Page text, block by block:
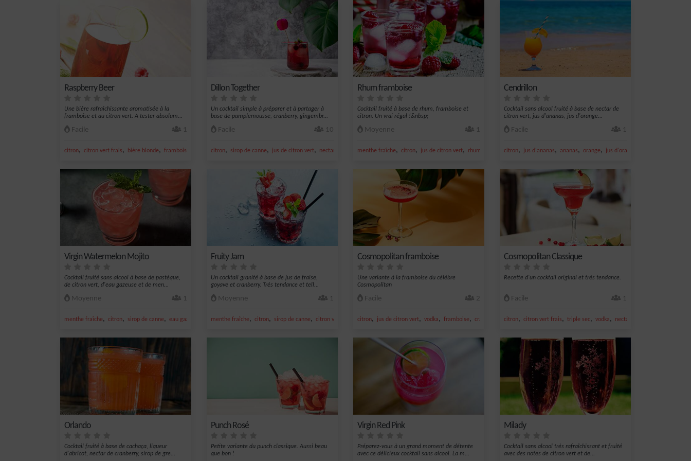
Raspberry Beer
Une bière rafraichissante aromatisée à la
framboise et au citron vert. A tester absolum...
Facile 1
citron, citron vert frais, bière blonde, framboise jus de framboise
Dillon Together
Un cocktail simple à préparer et à partager à
base de pamplemousse, cranberry, gingembr...
Facile 10
citron, sirop de canne, jus de citron vert, nectar de cranberry,ginger ale
Rhum framboise
Cocktail fruité à base de rhum, framboise et
citron. Un vrai régal !&nbsp;
Moyenne 1
menthe fraîche, citron, jus de citron vert, rhum ambré ,framboise
Cendrillon
Cocktail sans alcool fruité à base de nectar de
citron vert, jus d'ananas, jus d'orange...
Facile 1
citron, jus d'ananas, ananas, orange, jus d'orange
Virgin Watermelon Mojito
Cocktail fruité sans alcool à base de pastèque,
de citron vert, d'eau gazeuse et de men...
Moyenne 1
menthe fraîche, citron, sirop de canne, eau gazeuse nectar de citron
Fruity Jam
Un cocktail granité à base de jus de fraise,
goyave et cranberry. Très tendance et tell...
Moyenne 1
menthe fraîche, citron, sirop de canne, citron vert frais ,jus de citron vert
Cosmopolitan framboise
Une variante à la framboise du célèbre
Cosmopolitan
Facile 2
citron, jus de citron vert, vodka, framboise, cranberry
Cosmopolitan Classique
Recette d'un cocktail original et très tendance.
Facile 1
citron, citron vert frais, triple sec, vodka, nectar de cranberry
Orlando
Cocktail fruité à base de cachaça, liqueur
d'abricot, nectar de cranberry, sirop de gre...
Punch Rosé
Petite variante du punch classique. Aussi beau
que bon !
Virgin Red Pink
Préparez-vous à un grand moment de détente
avec ce délicieux cocktail sans alcool. La m...
Milady
Cocktail sans alcool très rafraîchissant et fruité
avec des notes de citron vert et de...